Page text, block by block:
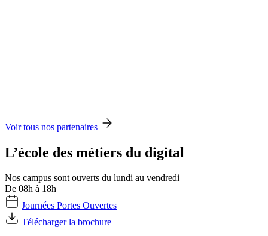
Voir tous nos partenaires
L’école des métiers du digital
Nos campus sont ouverts du lundi au vendredi
De 08h à 18h
Journées Portes Ouvertes
Télécharger la brochure